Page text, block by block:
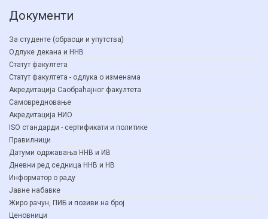
Документи
За студенте (обрасци и упутства)
Одлуке декана и ННВ
Статут факултета
Статут факултета - одлука о изменама
Акредитација Саобраћајног факултета
Самовредновање
Акредитација НИО
ISO стандарди - сертификати и политике
Правилници
Датуми одржавања ННВ и ИВ
Дневни ред седница ННВ и НВ
Информатор о раду
Јавне набавке
Жиро рачун, ПИБ и позиви на број
Ценовници